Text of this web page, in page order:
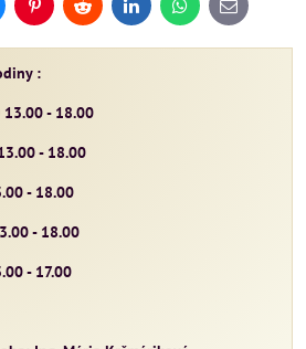
PinterestReddit LinkedInWhatsApp
E-
mail
:
- 18.00
- 18.00
- 18.00
- 18.00
- 17.00